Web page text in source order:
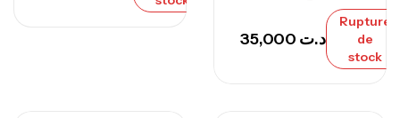
د.ت
Rupture
de
stock